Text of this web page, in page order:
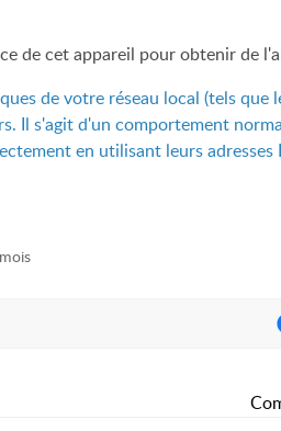
de cet appareil pour obtenir de
de votre réseau local (tels que
Il s'agit d'un comportement
en utilisant leurs adresses